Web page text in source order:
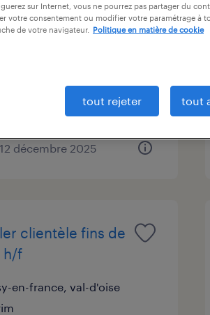
de parc
h/f
€ - 29 900 € par année
décembre 2025
clientèle fins de
h/f
en-france, val-d'oise
sur Internet, vous ne pourrez pas partager du
votre consentement ou modifier votre paramétrage à
de votre navigateur.
Politique en matière de cookie
tout rejeter tout